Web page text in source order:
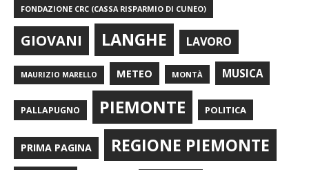
FONDAZIONE CRC (CASSA RISPARMIO DI CUNEO)
GIOVANI LANGHE LAVORO
MAURIZIO MARELLO METEO MONTÀ MUSICA
PALLAPUGNO PIEMONTE POLITICA
PRIMA PAGINA REGIONE PIEMONTE